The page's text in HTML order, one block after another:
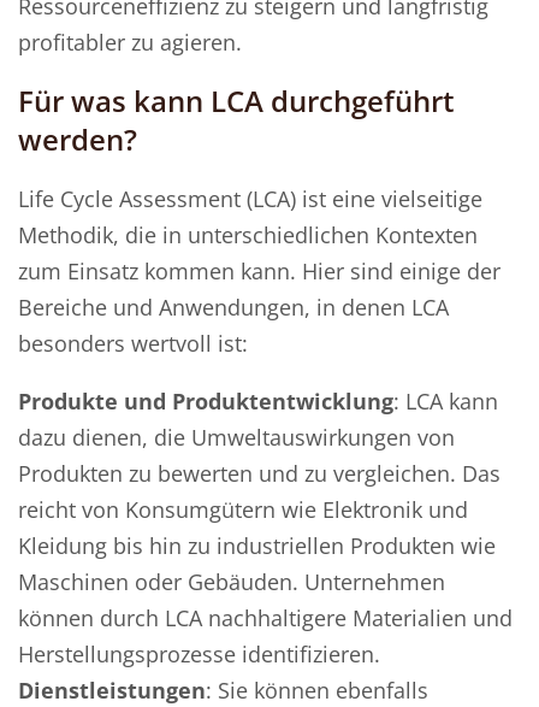
Ressourceneffizienz zu steigern und langfristig
profitabler zu agieren.
Für was kann LCA durchgeführt
werden?
Life Cycle Assessment (LCA) ist eine vielseitige
Methodik, die in unterschiedlichen Kontexten
zum Einsatz kommen kann. Hier sind einige der
Bereiche und Anwendungen, in denen LCA
besonders wertvoll ist:
Produkte und Produktentwicklung: LCA kann
dazu dienen, die Umweltauswirkungen von
Produkten zu bewerten und zu vergleichen. Das
reicht von Konsumgütern wie Elektronik und
Kleidung bis hin zu industriellen Produkten wie
Maschinen oder Gebäuden. Unternehmen
können durch LCA nachhaltigere Materialien und
Herstellungsprozesse identifizieren.
Dienstleistungen: Sie können ebenfalls